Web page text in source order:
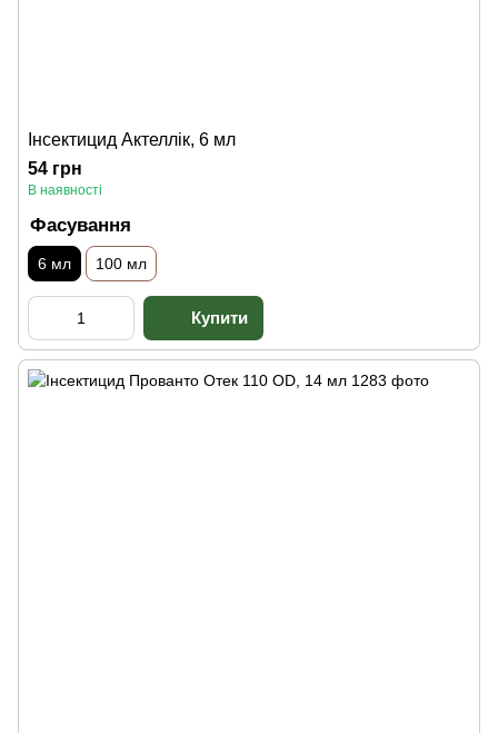
Інсектицид Актеллік, 6 мл
54 грн
В наявності
Фасування
6 мл 100 мл